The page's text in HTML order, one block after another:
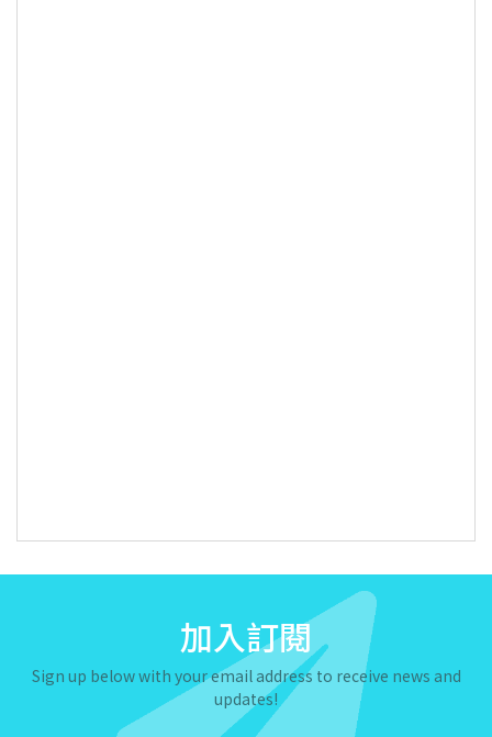
加入訂閱
Sign up below with your email address to receive news and
updates!